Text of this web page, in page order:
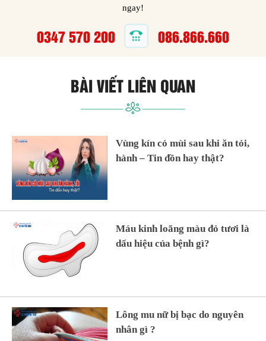
ngay!
0347 570 200 086.866.660
BÀI VIẾT LIÊN QUAN
Vùng kín có mùi sau khi ăn tỏi,
hành – Tin đồn hay thật?
Máu kinh loãng màu đỏ tươi là
dấu hiệu của bệnh gì?
Lông mu nữ bị bạc do nguyên
nhân gì ?